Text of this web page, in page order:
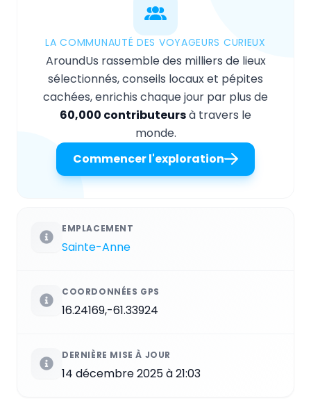
LA COMMUNAUTÉ DES VOYAGEURS CURIEUX
AroundUs rassemble des milliers de lieux
sélectionnés, conseils locaux et pépites
cachées, enrichis chaque jour par plus de
60,000 contributeursà travers le
monde.
Commencer l'exploration
EMPLACEMENT
Sainte-Anne
COORDONNÉES GPS
16.24169,-61.33924
DERNIÈRE MISE À JOUR
14 décembre 2025 à 21:03